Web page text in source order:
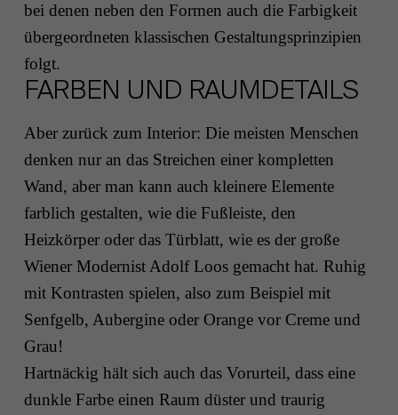
bei denen neben den Formen auch die Farbigkeit
übergeordneten klassischen Gestaltungsprinzipien
folgt.
FARBEN UND RAUMDETAILS
Aber zurück zum Interior: Die meisten Menschen
denken nur an das Streichen einer kompletten
Wand, aber man kann auch kleinere Elemente
farblich gestalten, wie die Fußleiste, den
Heizkörper oder das Türblatt, wie es der große
Wiener Modernist Adolf Loos gemacht hat. Ruhig
mit Kontrasten spielen,­ also zum Beispiel mit
Senfgelb, Aubergine oder Orange vor Creme und
Grau!
Hartnäckig hält sich auch das Vorurteil, dass eine
dunkle Farbe einen Raum düster und traurig